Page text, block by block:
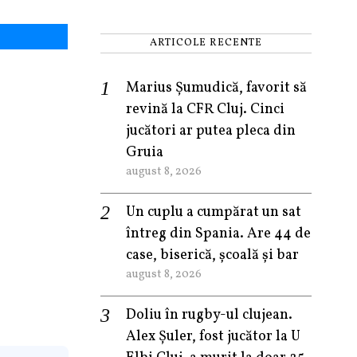
ARTICOLE RECENTE
Marius Șumudică, favorit să
revină la CFR Cluj. Cinci
jucători ar putea pleca din
Gruia
august 8, 2026
Un cuplu a cumpărat un sat
întreg din Spania. Are 44 de
case, biserică, școală și bar
august 8, 2026
Doliu în rugby-ul clujean.
Alex Șuler, fost jucător la U